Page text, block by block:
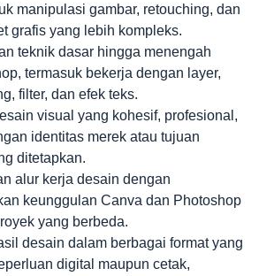
manipulasi gambar, retouching, dan
grafis yang lebih kompleks.
teknik dasar hingga menengah
termasuk bekerja dengan layer,
filter, dan efek teks.
visual yang kohesif, profesional,
identitas merek atau tujuan
ditetapkan.
alur kerja desain dengan
keunggulan Canva dan Photoshop
yang berbeda.
desain dalam berbagai format yang
digital maupun cetak,